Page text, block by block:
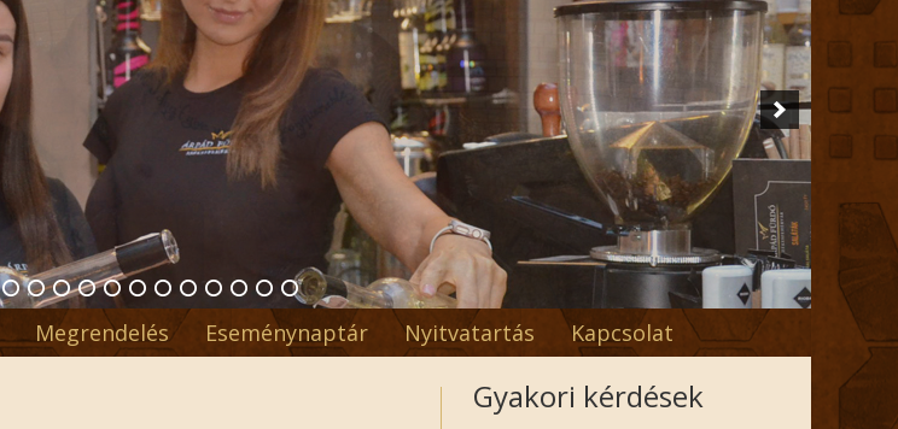
Megrendelés Eseménynaptár Nyitvatartás Kapcsolat
Gyakori kérdések